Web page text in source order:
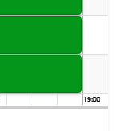
19:00